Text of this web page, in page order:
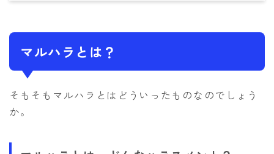
マルハラとは？
そもそもマルハラとはどういったものなのでしょう
か。